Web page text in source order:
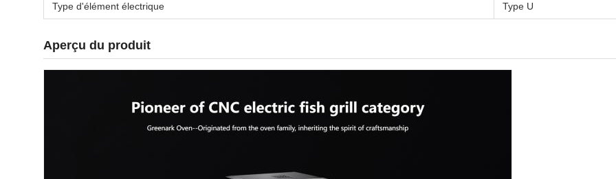
Type d'élément électrique Type U
Aperçu du produit